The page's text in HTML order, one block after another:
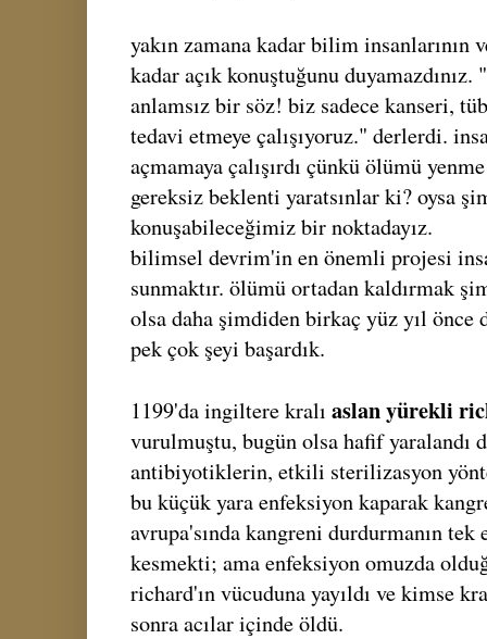
yakın zamana kadar bilim insanlarının
kadar açık konuştuğunu
anlamsız bir söz! biz sadece kanseri,
tedavi etmeye çalışıyoruz." derlerdi.
açmamaya çalışırdı çünkü ölümü
gereksiz beklenti yaratsınlar ki? oysa
konuşabileceğimiz bir noktadayız.
bilimsel devrim'in en önemli projesi
sunmaktır. ölümü ortadan kaldırmak
olsa daha şimdiden birkaç yüz yıl önce
pek çok şeyi başardık.
1199'da ingiltere kralı aslan yürekli
vurulmuştu, bugün olsa hafif yaralandı
antibiyotiklerin, etkili sterilizasyon
bu küçük yara enfeksiyon kaparak
avrupa'sında kangreni durdurmanın
kesmekti; ama enfeksiyon omuzda
richard'ın vücuduna yayıldı ve kimse
sonra acılar içinde öldü.